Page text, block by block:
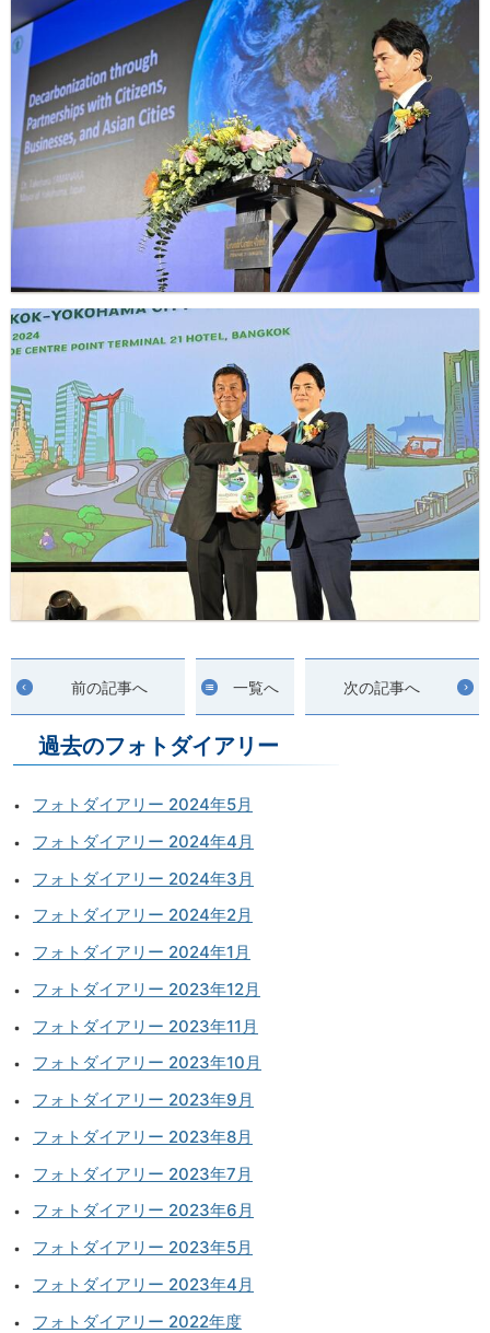
前の記事へ 一覧へ 次の記事へ
過去のフォトダイアリー
フォトダイアリー 2024年5月
フォトダイアリー 2024年4月
フォトダイアリー 2024年3月
フォトダイアリー 2024年2月
フォトダイアリー 2024年1月
フォトダイアリー 2023年12月
フォトダイアリー 2023年11月
フォトダイアリー 2023年10月
フォトダイアリー 2023年9月
フォトダイアリー 2023年8月
フォトダイアリー 2023年7月
フォトダイアリー 2023年6月
フォトダイアリー 2023年5月
フォトダイアリー 2023年4月
フォトダイアリー 2022年度